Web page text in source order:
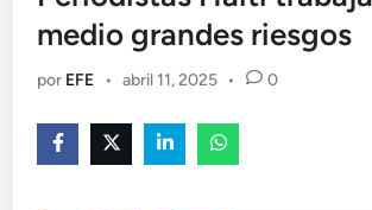
medio grandes riesgos
por EFE • abril 11, 2025 • 0